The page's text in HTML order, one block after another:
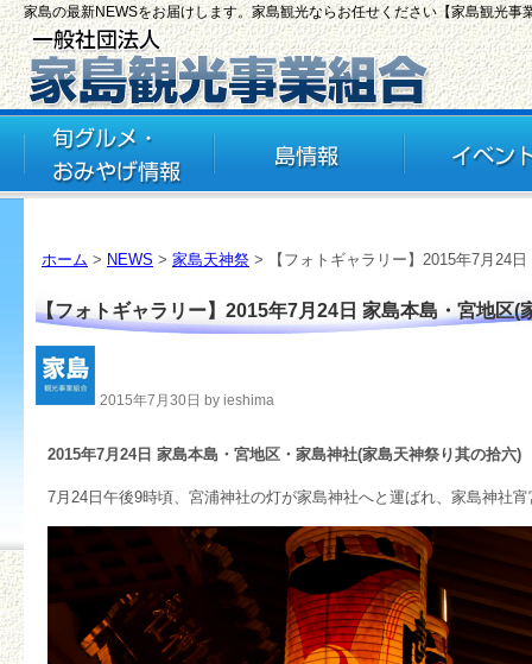
家島の最新NEWSをお届けします。家島観光ならお任せください【家島観光事
ホーム > NEWS > 家島天神祭 > 【フォトギャラリー】2015年7月24
【フォトギャラリー】2015年7月24日 家島本島・宮地区(
2015年7月30日 by ieshima
2015年7月24日 家島本島・宮地区・家島神社(家島天神祭り其の拾六)
7月24日午後9時頃、宮浦神社の灯が家島神社へと運ばれ、家島神社